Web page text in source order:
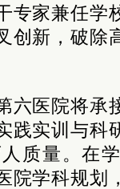
专家兼任学
创新，破除
六医院将承
践实训与科
质量。在
院学科规划